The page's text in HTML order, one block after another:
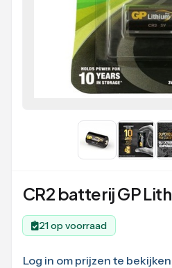
CR2 batterij GP
21 op voorraad
Log in om prijzen te bekijken